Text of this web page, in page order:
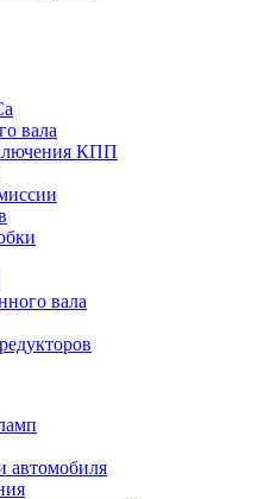
вала
КПП
вала
автомобиля